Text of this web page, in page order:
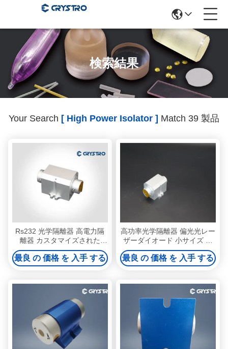
検索結果
Your Search [ High Power Isolator ] Match 39 製品
Rs232 光学隔離器 高電力隔
離器 カスタマイズされた
1064nm偏光依存
最良 の 価格 を 入手 する
高功率光学隔離器 偏光光レー
ザーダイオード 小サイズ 精
度
最良 の 価格 を 入手 する